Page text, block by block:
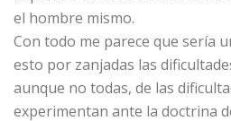
el hombre mismo.
Con todo me parece que sería
esto por zanjadas las
aunque no todas, de las
experimentan ante la doctrina